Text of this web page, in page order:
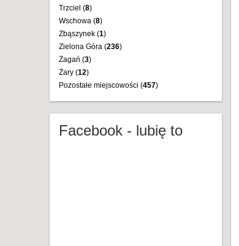
Trzciel (8)
Wschowa (8)
Zbąszynek (1)
Zielona Góra (236)
Żagań (3)
Żary (12)
Pozostałe miejscowości (457)
Facebook - lubię to